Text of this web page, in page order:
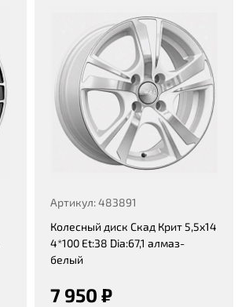
Артикул: 483891
Колесный диск Скад Крит 5,5x14
4*100 Et:38 Dia:67,1 алмаз-
белый
7 950 ₽